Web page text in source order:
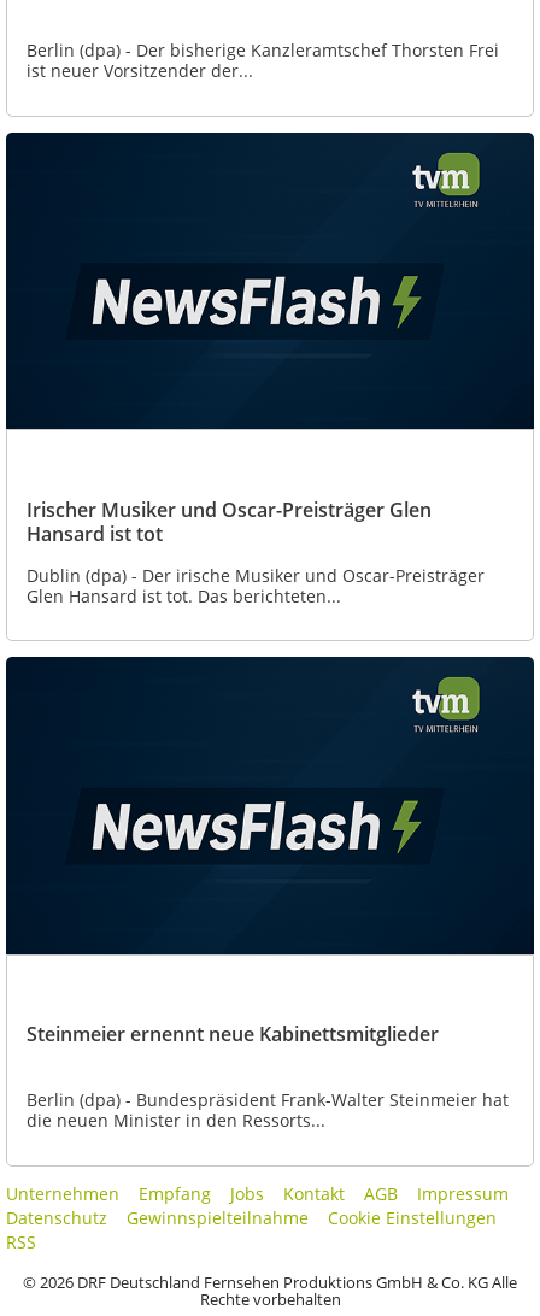
Berlin (dpa) - Der bisherige Kanzleramtschef Thorsten Frei
ist neuer Vorsitzender der...
Irischer Musiker und Oscar-Preisträger Glen
Hansard ist tot
Dublin (dpa) - Der irische Musiker und Oscar-Preisträger
Glen Hansard ist tot. Das berichteten...
Steinmeier ernennt neue Kabinettsmitglieder
Berlin (dpa) - Bundespräsident Frank-Walter Steinmeier hat
die neuen Minister in den Ressorts...
Unternehmen Empfang Jobs Kontakt AGB
Impressum
Datenschutz
Gewinnspielteilnahme
Cookie Einstellungen
RSS
© 2026 DRF Deutschland Fernsehen Produktions GmbH & Co. KG Alle
Rechte vorbehalten